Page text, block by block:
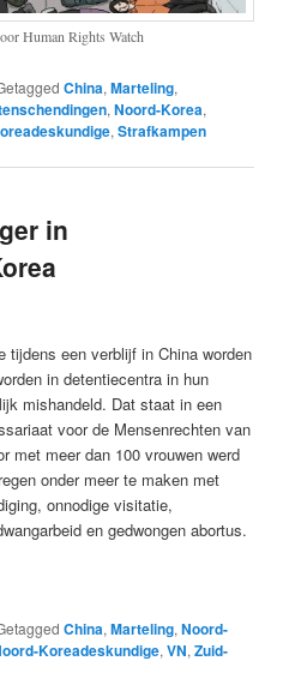
Human Rights Watch
China,Marteling,
,Noord-Korea,
,Strafkampen
in
tijdens een verblijf in China worden
in detentiecentra in hun
mishandeld. Dat staat in een
voor de Mensenrechten van
met meer dan 100 vrouwen werd
onder meer te maken met
onnodige visitatie,
en gedwongen abortus.
China,Marteling,Noord-
Koreadeskundige,VN,Zuid-